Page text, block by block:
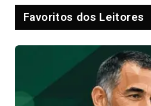
Favoritos dos Leitores